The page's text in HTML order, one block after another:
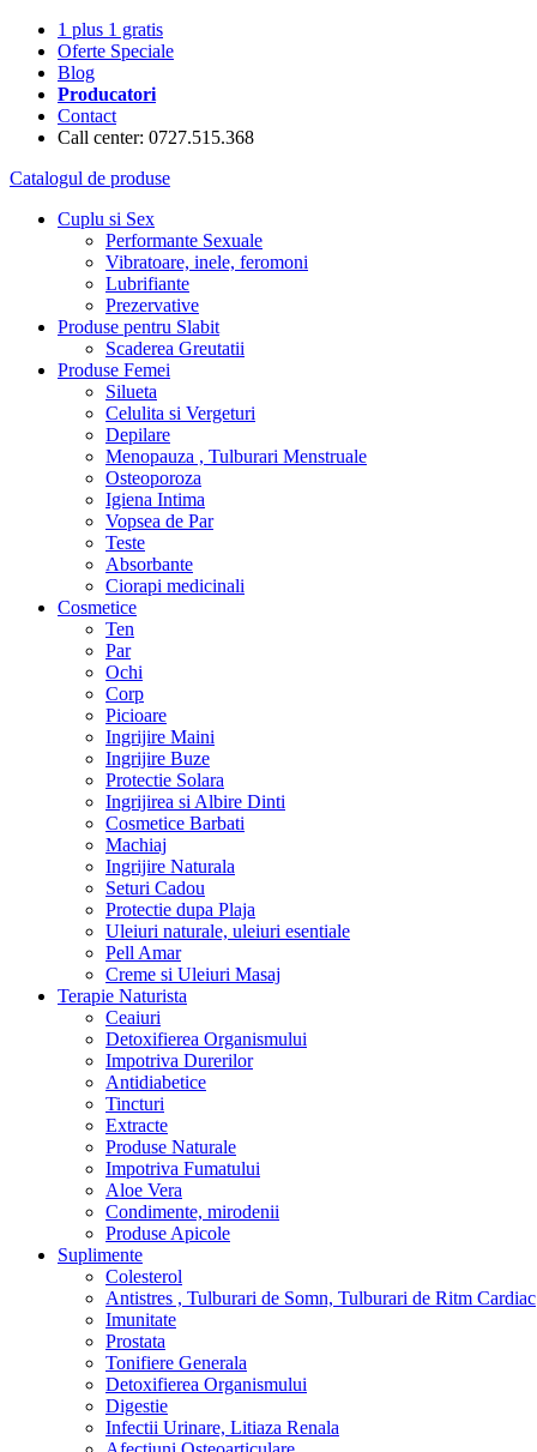
1 plus 1 gratis
Oferte Speciale
Blog
Producatori
Contact
Call center: 0727.515.368
Catalogul de produse
Cuplu si Sex
Performante Sexuale
Vibratoare, inele, feromoni
Lubrifiante
Prezervative
Produse pentru Slabit
Scaderea Greutatii
Produse Femei
Silueta
Celulita si Vergeturi
Depilare
Menopauza , Tulburari Menstruale
Osteoporoza
Igiena Intima
Vopsea de Par
Teste
Absorbante
Ciorapi medicinali
Cosmetice
Ten
Par
Ochi
Corp
Picioare
Ingrijire Maini
Ingrijire Buze
Protectie Solara
Ingrijirea si Albire Dinti
Cosmetice Barbati
Machiaj
Ingrijire Naturala
Seturi Cadou
Protectie dupa Plaja
Uleiuri naturale, uleiuri esentiale
Pell Amar
Creme si Uleiuri Masaj
Terapie Naturista
Ceaiuri
Detoxifierea Organismului
Impotriva Durerilor
Antidiabetice
Tincturi
Extracte
Produse Naturale
Impotriva Fumatului
Aloe Vera
Condimente, mirodenii
Produse Apicole
Suplimente
Colesterol
Antistres , Tulburari de Somn, Tulburari de Ritm Cardiac
Imunitate
Prostata
Tonifiere Generala
Detoxifierea Organismului
Digestie
Infectii Urinare, Litiaza Renala